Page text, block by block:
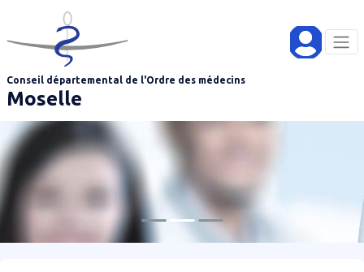
Aller au contenu principal
Conseil départemental de l'Ordre des médecins
Moselle
Panneau de gestion des cookies